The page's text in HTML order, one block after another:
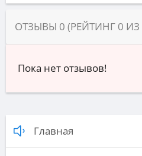
ОТЗЫВЫ 0 (РЕЙТИНГ 0 ИЗ
Пока нет отзывов!
Главная